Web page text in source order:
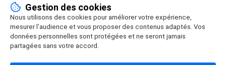
Gestion des cookies
Nous utilisons des cookies pour améliorer votre expérience,
mesurer l’audience et vous proposer des contenus adaptés. Vos
données personnelles sont protégées et ne seront jamais
partagées sans votre accord.